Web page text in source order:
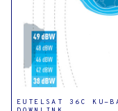
EUTELSAT 36C KU-